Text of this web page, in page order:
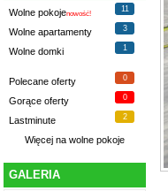
Wolne pokojenowość!
11
Wolne apartamenty 3
Wolne domki 1
Polecane oferty 0
Gorące oferty 0
Lastminute 2
Więcej na wolne pokoje
GALERIA